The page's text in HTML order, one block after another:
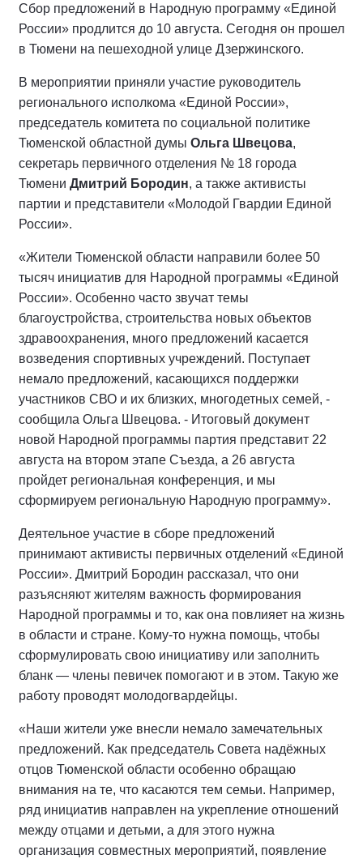
Сбор предложений в Народную программу «Единой
России» продлится до 10 августа. Сегодня он прошел
в Тюмени на пешеходной улице Дзержинского.
В мероприятии приняли участие руководитель
регионального исполкома «Единой России»,
председатель комитета по социальной политике
Тюменской областной думы Ольга Швецова,
секретарь первичного отделения № 18 города
Тюмени Дмитрий Бородин, а также активисты
партии и представители «Молодой Гвардии Единой
России».
«Жители Тюменской области направили более 50
тысяч инициатив для Народной программы «Единой
России». Особенно часто звучат темы
благоустройства, строительства новых объектов
здравоохранения, много предложений касается
возведения спортивных учреждений. Поступает
немало предложений, касающихся поддержки
участников СВО и их близких, многодетных семей, -
сообщила Ольга Швецова. - Итоговый документ
новой Народной программы партия представит 22
августа на втором этапе Съезда, а 26 августа
пройдет региональная конференция, и мы
сформируем региональную Народную программу».
Деятельное участие в сборе предложений
принимают активисты первичных отделений «Единой
России». Дмитрий Бородин рассказал, что они
разъясняют жителям важность формирования
Народной программы и то, как она повлияет на жизнь
в области и стране. Кому-то нужна помощь, чтобы
сформулировать свою инициативу или заполнить
бланк — члены певичек помогают и в этом. Такую же
работу проводят молодогвардейцы.
«Наши жители уже внесли немало замечательных
предложений. Как председатель Совета надёжных
отцов Тюменской области особенно обращаю
внимания на те, что касаются тем семьи. Например,
ряд инициатив направлен на укрепление отношений
между отцами и детьми, а для этого нужна
организация совместных мероприятий, появление